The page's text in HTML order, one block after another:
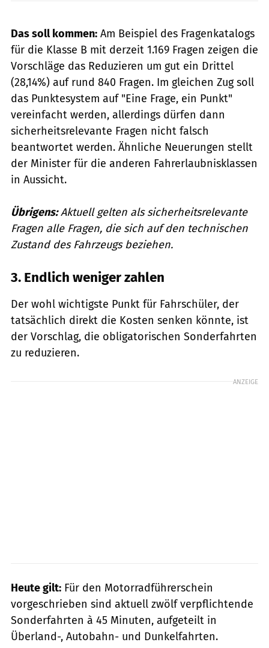
Das soll kommen: Am Beispiel des Fragenkatalogs
für die Klasse B mit derzeit 1.169 Fragen zeigen die
Vorschläge das Reduzieren um gut ein Drittel
(28,14%) auf rund 840 Fragen. Im gleichen Zug soll
das Punktesystem auf "Eine Frage, ein Punkt"
vereinfacht werden, allerdings dürfen dann
sicherheitsrelevante Fragen nicht falsch
beantwortet werden. Ähnliche Neuerungen stellt
der Minister für die anderen Fahrerlaubnisklassen
in Aussicht.
Übrigens:Aktuell gelten als sicherheitsrelevante
Fragen alle Fragen, die sich auf den technischen
Zustand des Fahrzeugs beziehen.
3. Endlich weniger zahlen
Der wohl wichtigste Punkt für Fahrschüler, der
tatsächlich direkt die Kosten senken könnte, ist
der Vorschlag, die obligatorischen Sonderfahrten
zu reduzieren.
ANZEIGE
Heute gilt: Für den Motorradführerschein
vorgeschrieben sind aktuell zwölf verpflichtende
Sonderfahrten à 45 Minuten, aufgeteilt in
Überland-, Autobahn- und Dunkelfahrten.